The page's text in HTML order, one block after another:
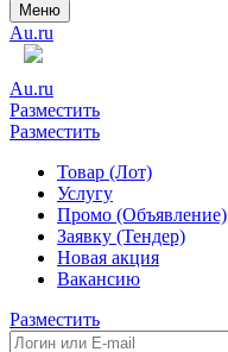
Меню
Au.ru
Au.ru
Разместить
Разместить
Товар (Лот)
Услугу
Промо (Объявление)
Заявку (Тендер)
Новая акция
Вакансию
Разместить